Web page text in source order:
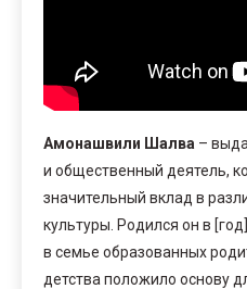
Амонашвили Шалва –
и общественный деятель,
значительный вклад в
культуры. Родился он в
в семье образованных
детства положило основу